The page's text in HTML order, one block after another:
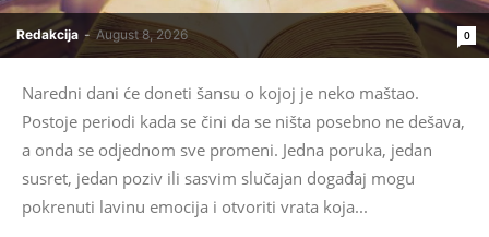
Redakcija - August 8, 2026 0
Naredni dani će doneti šansu o kojoj je neko maštao.
Postoje periodi kada se čini da se ništa posebno ne dešava,
a onda se odjednom sve promeni. Jedna poruka, jedan
susret, jedan poziv ili sasvim slučajan događaj mogu
pokrenuti lavinu emocija i otvoriti vrata koja...